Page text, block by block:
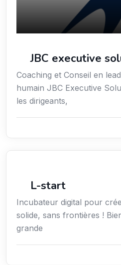
JBC executive
Coaching et Conseil en
humain JBC Executive
les dirigeants,
L-start
Incubateur digital pour
solide, sans frontières !
grande